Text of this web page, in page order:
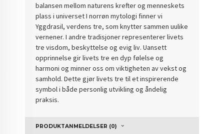
balansen mellom naturens krefter og menneskets
plass i universet I norrøn mytologi finner vi
Yggdrasil, verdens tre, som knytter sammen uulike
vernener. I andre tradisjoner representerer livets
tre visdom, beskyttelse og evig liv. Uansett
opprinnelse gir livets tre en dyp følelse og
harmoni og minner oss om viktigheten av vekst og
samhold. Dette gjør livets tre til et inspirerende
symbol i både personlig utvikling og åndelig
praksis.
PRODUKTANMELDELSER (0)